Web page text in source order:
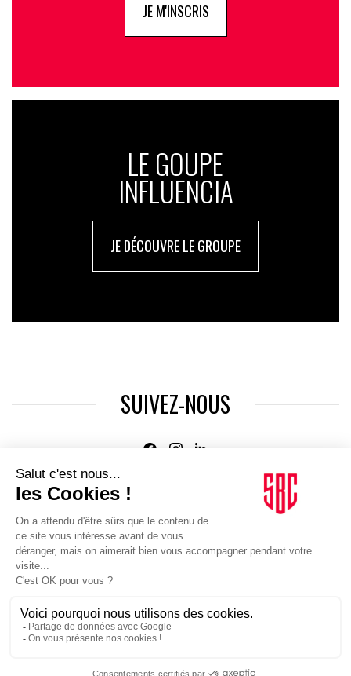
JE M'INSCRIS
LE GOUPE
INFLUENCIA
JE DÉCOUVRE LE GROUPE
SUIVEZ-NOUS
Agence web:Novius